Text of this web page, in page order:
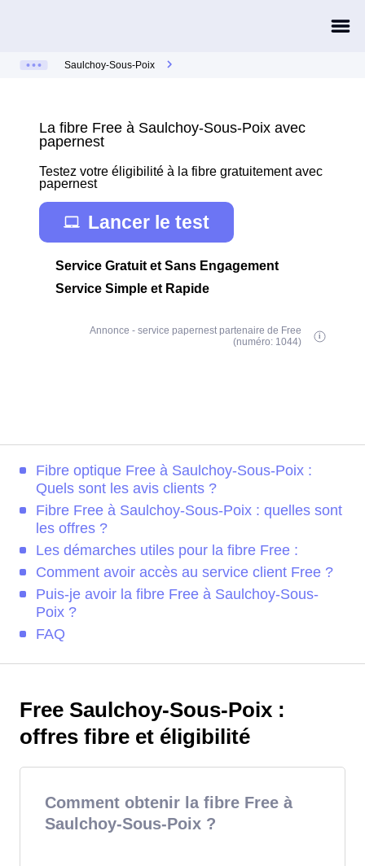
Saulchoy-Sous-Poix
La fibre Free à Saulchoy-Sous-Poix avec
papernest
Testez votre éligibilité à la fibre gratuitement avec
papernest
Lancer le test
Service Gratuit et Sans Engagement
Service Simple et Rapide
Annonce - service papernest partenaire de Free
(numéro: 1044)
Fibre optique Free à Saulchoy-Sous-Poix :
Quels sont les avis clients ?
Fibre Free à Saulchoy-Sous-Poix : quelles sont
les offres ?
Les démarches utiles pour la fibre Free :
Comment avoir accès au service client Free ?
Puis-je avoir la fibre Free à Saulchoy-Sous-
Poix ?
FAQ
Free Saulchoy-Sous-Poix :
offres fibre et éligibilité
Comment obtenir la fibre Free à
Saulchoy-Sous-Poix ?